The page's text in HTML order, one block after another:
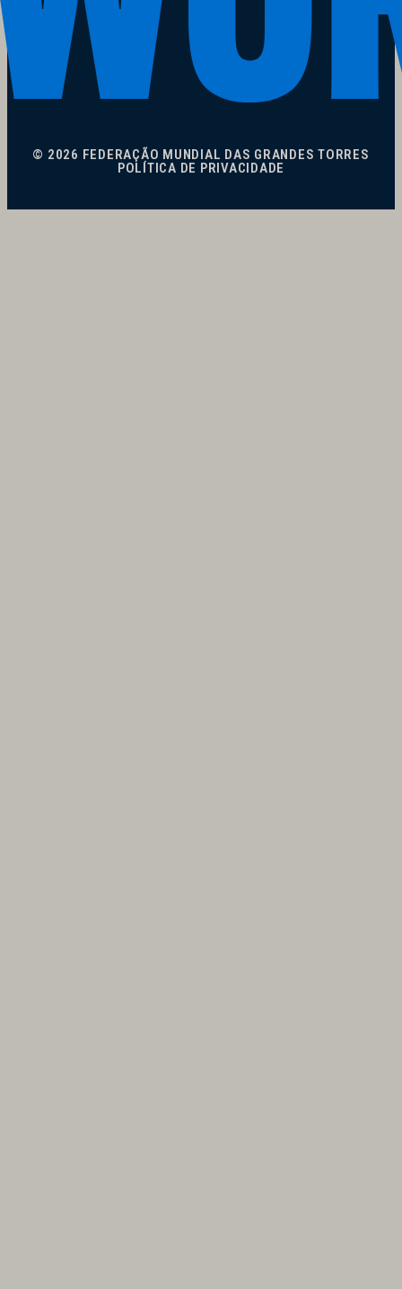
© 2026 FEDERAÇÃO MUNDIAL DAS GRANDES TORRES
POLÍTICA DE PRIVACIDADE